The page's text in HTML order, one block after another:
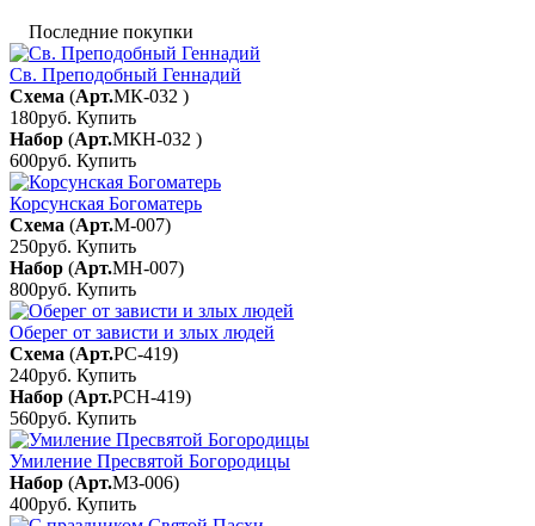
Последние покупки
Св. Преподобный Геннадий
Схема (Арт.МК-032 )
180руб. Купить
Набор (Арт.МКН-032 )
600руб. Купить
Корсунская Богоматерь
Схема (Арт.М-007)
250руб. Купить
Набор (Арт.МН-007)
800руб. Купить
Оберег от зависти и злых людей
Схема (Арт.РС-419)
240руб. Купить
Набор (Арт.РСН-419)
560руб. Купить
Умиление Пресвятой Богородицы
Набор (Арт.МЗ-006)
400руб. Купить